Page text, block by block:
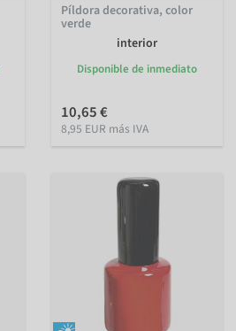
Píldora decorativa, color
verde
interior
Disponible de inmediato
10,65 €
8,95 EUR más IVA